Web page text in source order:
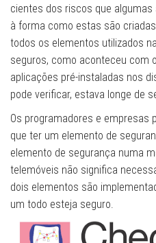
cientes dos riscos que
à forma como estas são
todos os elementos utilizados
seguros, como aconteceu com
aplicações pré-instaladas nos
pode verificar, estava longe de
Os programadores e empresas
que ter um elemento de
elemento de segurança numa
telemóveis não significa
dois elementos são
um todo esteja seguro.